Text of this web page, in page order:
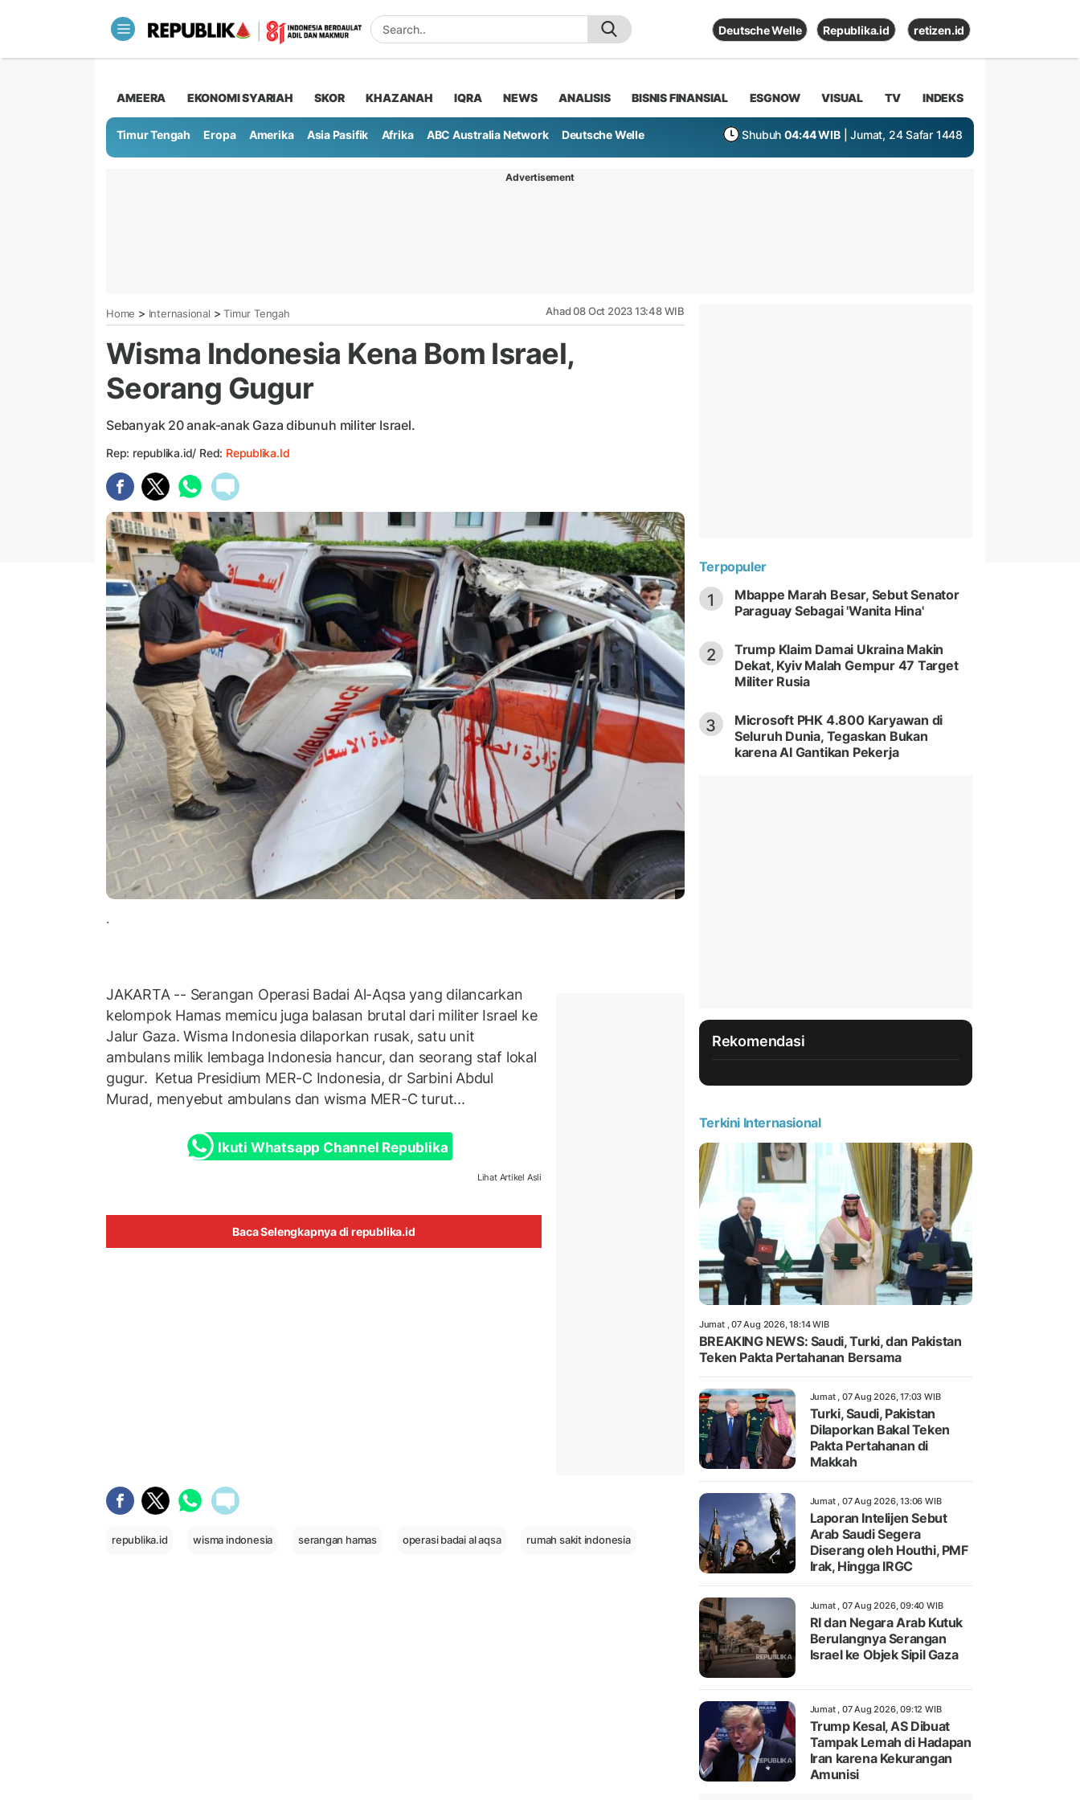
Deutsche Welle Republika.id retizen.id
AMEERA EKONOMI SYARIAH SKOR KHAZANAH IQRA NEWS ANALISIS BISNIS FINANSIAL ESGNOW VISUAL TV INDEKS
Timur Tengah Eropa Amerika Asia Pasifik Afrika ABC Australia Network Deutsche Welle Shubuh 04:44 WIB | Jumat, 24 Safar 1448
Advertisement
Home > Internasional > Timur Tengah Ahad 08 Oct 2023 13:48 WIB
Wisma Indonesia Kena Bom Israel,
Seorang Gugur
Sebanyak 20 anak-anak Gaza dibunuh militer Israel.
Rep: republika.id/ Red: Republika.id
.
JAKARTA -- Serangan Operasi Badai Al-Aqsa yang dilancarkan
kelompok Hamas memicu juga balasan brutal dari militer Israel ke
Jalur Gaza. Wisma Indonesia dilaporkan rusak, satu unit
ambulans milik lembaga Indonesia hancur, dan seorang staf lokal
gugur. Ketua Presidium MER-C Indonesia, dr Sarbini Abdul
Murad, menyebut ambulans dan wisma MER-C turut...
Ikuti Whatsapp Channel Republika
Lihat Artikel Asli
Baca Selengkapnya di republika.id
republika.id wisma indonesia serangan hamas operasi badai al aqsa rumah sakit indonesia
Terpopuler
1
Mbappe Marah Besar, Sebut Senator
Paraguay Sebagai 'Wanita Hina'
2
Trump Klaim Damai Ukraina Makin
Dekat, Kyiv Malah Gempur 47 Target
Militer Rusia
3
Microsoft PHK 4.800 Karyawan di
Seluruh Dunia, Tegaskan Bukan
karena AI Gantikan Pekerja
Rekomendasi
Terkini Internasional
Jumat , 07 Aug 2026, 18:14 WIB
BREAKING NEWS: Saudi, Turki, dan Pakistan
Teken Pakta Pertahanan Bersama
Jumat , 07 Aug 2026, 17:03 WIB
Turki, Saudi, Pakistan
Dilaporkan Bakal Teken
Pakta Pertahanan di
Makkah
Jumat , 07 Aug 2026, 13:06 WIB
Laporan Intelijen Sebut
Arab Saudi Segera
Diserang oleh Houthi, PMF
Irak, Hingga IRGC
Jumat , 07 Aug 2026, 09:40 WIB
RI dan Negara Arab Kutuk
Berulangnya Serangan
Israel ke Objek Sipil Gaza
Jumat , 07 Aug 2026, 09:12 WIB
Trump Kesal, AS Dibuat
Tampak Lemah di Hadapan
Iran karena Kekurangan
Amunisi